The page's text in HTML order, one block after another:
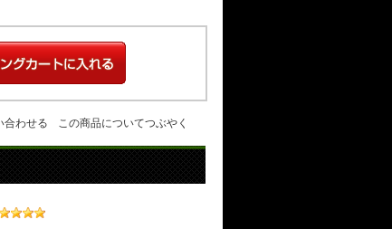
合わせる この商品についてつぶやく